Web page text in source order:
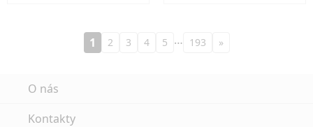
1 2 3 4 5 … 193 »
O nás
Kontakty